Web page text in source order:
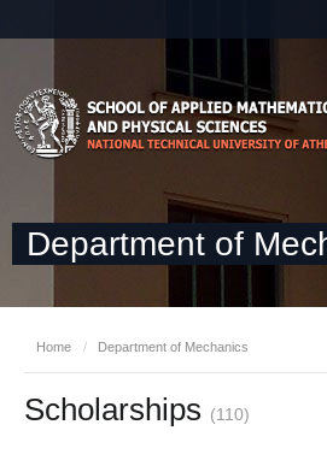
Department of
Home / Department of Mechanics
Scholarships (110)